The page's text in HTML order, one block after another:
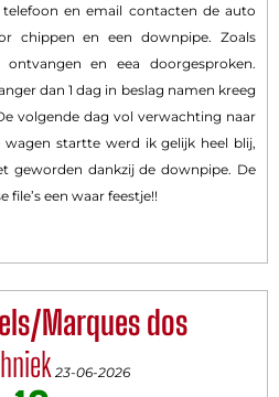
en email contacten de auto
chippen en een downpipe. Zoals
en eea doorgesproken.
dan 1 dag in beslag namen kreeg
volgende dag vol verwachting naar
wagen startte werd ik gelijk heel blij,
geworden dankzij de downpipe. De
een waar feestje!!
Marques dos
23-06-2026